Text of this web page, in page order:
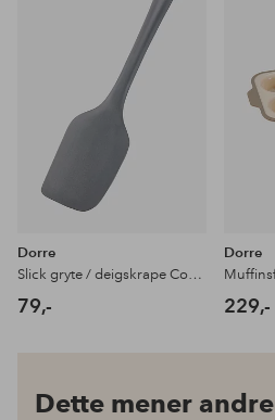
til
Dorre
Slick gryte / deigskrape Cookie
79,-
Dorre
229,-
Dette mener andre